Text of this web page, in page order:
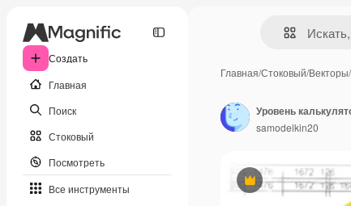
Создать
Главная
Поиск
Стоковый
Посмотреть
Все инструменты
Главная/Стоковый/Векторы/
Премиум
Уровень
samodelkin20